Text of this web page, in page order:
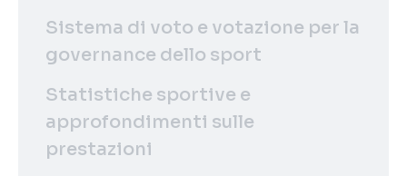
Sistema di voto e votazione per la
governance dello sport
Statistiche sportive e
approfondimenti sulle
prestazioni